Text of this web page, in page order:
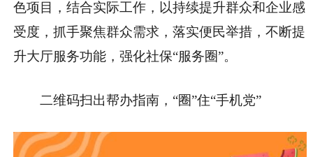
色项目，结合实际工作，以持续提升群众和企业感
受度，抓手聚焦群众需求，落实便民举措，不断提
升大厅服务功能，强化社保“服务圈”。
二维码扫出帮办指南，“圈”住“手机党”